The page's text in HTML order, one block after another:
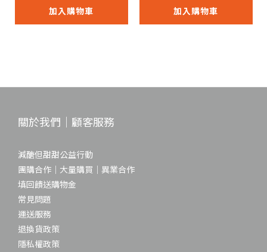
加入購物車 加入購物車
關於我們｜顧客服務
減醣但甜甜公益行動
團購合作｜大量購買｜異業合作
填回饋送購物金
常見問題
運送服務
退換貨政策
隱私權政策